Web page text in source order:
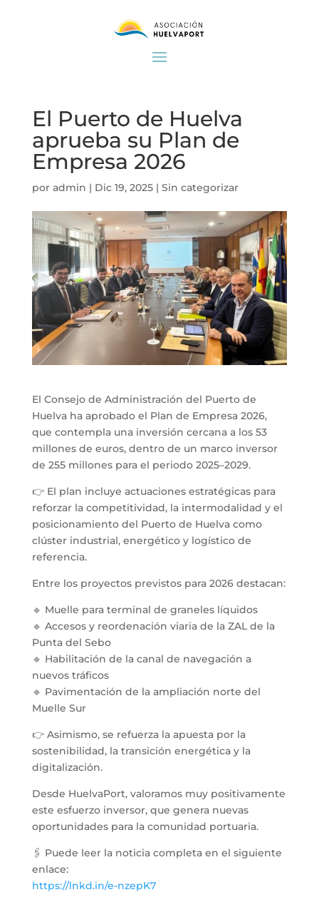
El Puerto de Huelva
aprueba su Plan de
Empresa 2026
por admin | Dic 19, 2025| Sin categorizar
El Consejo de Administración del Puerto de
Huelva ha aprobado el Plan de Empresa 2026,
que contempla una inversión cercana a los 53
millones de euros, dentro de un marco inversor
de 255 millones para el periodo 2025–2029.
👉 El plan incluye actuaciones estratégicas para
reforzar la competitividad, la intermodalidad y el
posicionamiento del Puerto de Huelva como
clúster industrial, energético y logístico de
referencia.
Entre los proyectos previstos para 2026 destacan:
🔹 Muelle para terminal de graneles líquidos
🔹 Accesos y reordenación viaria de la ZAL de la
Punta del Sebo
🔹 Habilitación de la canal de navegación a
nuevos tráficos
🔹 Pavimentación de la ampliación norte del
Muelle Sur
👉 Asimismo, se refuerza la apuesta por la
sostenibilidad, la transición energética y la
digitalización.
Desde HuelvaPort, valoramos muy positivamente
este esfuerzo inversor, que genera nuevas
oportunidades para la comunidad portuaria.
🖇️ Puede leer la noticia completa en el siguiente
enlace:
https://lnkd.in/e-nzepK7